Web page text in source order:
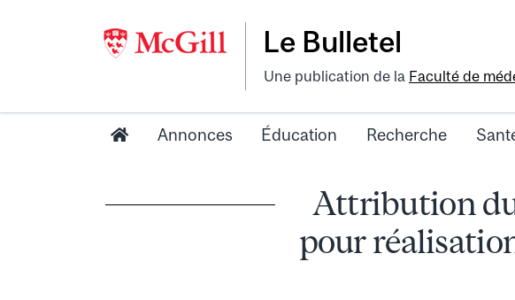
Le Bulletel
Une publication de la Faculté de
Annonces Éducation Recherche
Attribution
pour